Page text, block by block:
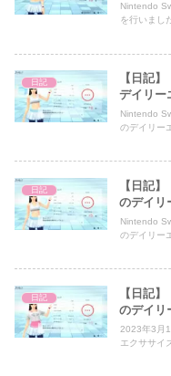
Nintendo
を行いまし
日記
【日記
デイリー
Nintendo
のデイリー
日記
【日記
のデイリ
Nintendo
のデイリー
日記
【日記
のデイリ
2023年3月
エクササイ